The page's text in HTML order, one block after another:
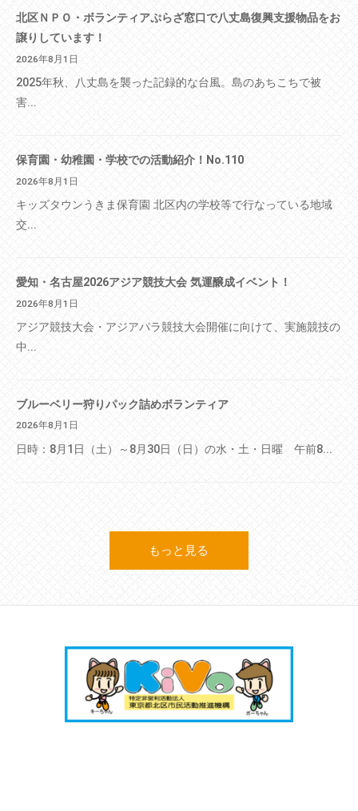
北区ＮＰＯ・ボランティアぷらざ窓口で八丈島復興支援物品をお
譲りしています！
2026年8月1日
2025年秋、八丈島を襲った記録的な台風。島のあちこちで被
害...
保育園・幼稚園・学校での活動紹介！No.110
2026年8月1日
キッズタウンうきま保育園 北区内の学校等で行なっている地域
交...
愛知・名古屋2026アジア競技大会 気運醸成イベント！
2026年8月1日
アジア競技大会・アジアパラ競技大会開催に向けて、実施競技の
中...
ブルーベリー狩りパック詰めボランティア
2026年8月1日
日時：8月1日（土）～8月30日（日）の水・土・日曜 午前8...
もっと見る